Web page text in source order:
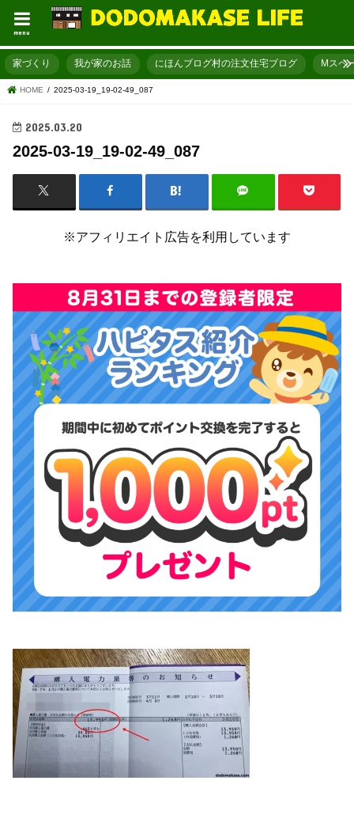
menu
家づくり 我が家のお話 にほんブログ村の注文住宅ブログ Mスペ
HOME 2025-03-19_19-02-49_087
2025.03.20
2025-03-19_19-02-49_087
※アフィリエイト広告を利用しています